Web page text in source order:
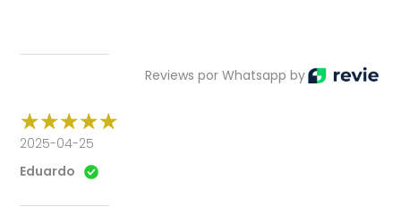
Reviews por Whatsapp by
2025-04-25
Eduardo